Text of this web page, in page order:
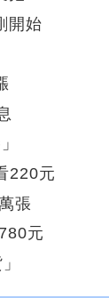
開始
220元
張
元